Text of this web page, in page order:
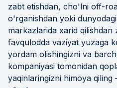
zabt etishdan, cho'lni off-
o'rganishdan yoki
markazlarida xarid qilishdan
favqulodda vaziyat yuzaga
yordam olishingizni va
kompaniyasi tomonidan
yaqinlaringizni himoya